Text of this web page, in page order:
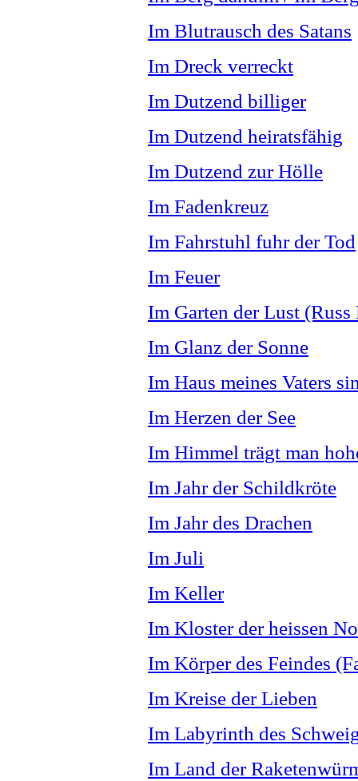
Im Blutrausch des Satans
Im Dreck verreckt
Im Dutzend billiger
Im Dutzend heiratsfähig
Im Dutzend zur Hölle
Im Fadenkreuz
Im Fahrstuhl fuhr der Tod
Im Feuer
Im Garten der Lust (Russ
Im Glanz der Sonne
Im Haus meines Vaters
Im Herzen der See
Im Himmel trägt man
Im Jahr der Schildkröte
Im Jahr des Drachen
Im Juli
Im Keller
Im Kloster der heissen
Im Körper des Feindes
Im Kreise der Lieben
Im Labyrinth des
Im Land der